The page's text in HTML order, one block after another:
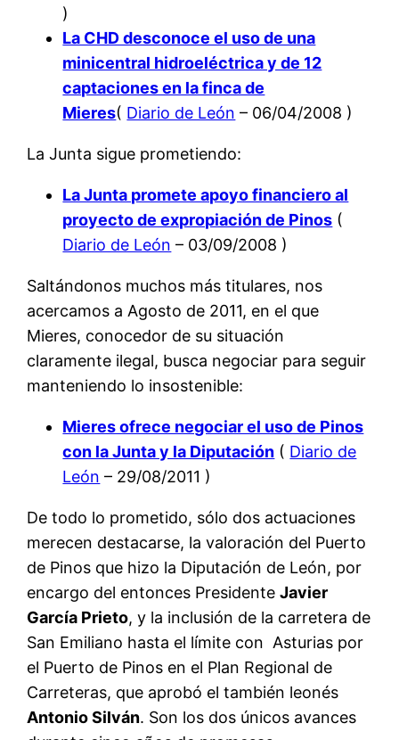
)
La CHD desconoce el uso de una
minicentral hidroeléctrica y de 12
captaciones en la finca de
Mieres( Diario de León – 06/04/2008 )
La Junta sigue prometiendo:
La Junta promete apoyo financiero al
proyecto de expropiación de Pinos (
Diario de León – 03/09/2008 )
Saltándonos muchos más titulares, nos
acercamos a Agosto de 2011, en el que
Mieres, conocedor de su situación
claramente ilegal, busca negociar para seguir
manteniendo lo insostenible:
Mieres ofrece negociar el uso de Pinos
con la Junta y la Diputación ( Diario de
León – 29/08/2011 )
De todo lo prometido, sólo dos actuaciones
merecen destacarse, la valoración del Puerto
de Pinos que hizo la Diputación de León, por
encargo del entonces PresidenteJavier
García Prieto, y la inclusión de la carretera de
San Emiliano hasta el límite con Asturias por
el Puerto de Pinos en el Plan Regional de
Carreteras, que aprobó el también leonés
Antonio Silván. Son los dos únicos avances